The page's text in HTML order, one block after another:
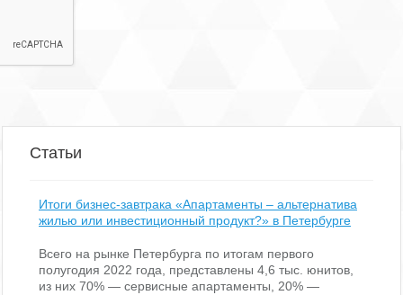
расположенное на первой линии домов по проспекту Римского-
Окружение помещения составляет жилая застройка с
присутствует: электроснабжение, канализация, водоснабжение,
теплоснабжение. В помещении проходят транзитные трубы.
удовлетворительное Кадастровый номер: 78: 32: 0001238: 2263
Этаж: подвал (заглубление 0.83 м) Высота пол потолок: 2.25 м
Входы: 1 отдельный со двора Окна: есть Транспортная
Статьи
Итоги бизнес-завтрака «Апартаменты – альтернатива
жилью или инвестиционный продукт?» в Петербурге
Всего на рынке Петербурга по итогам первого
полугодия 2022 года, представлены 4,6 тыс. юнитов,
из них 70% — сервисные апартаменты, 20% —